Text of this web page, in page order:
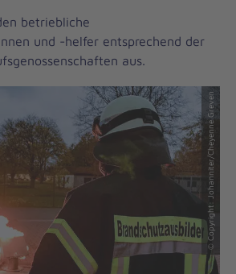
betriebliche
und -helfer entsprechend der
aus.
© Copyright: Johanniter/Cheyenne Greven